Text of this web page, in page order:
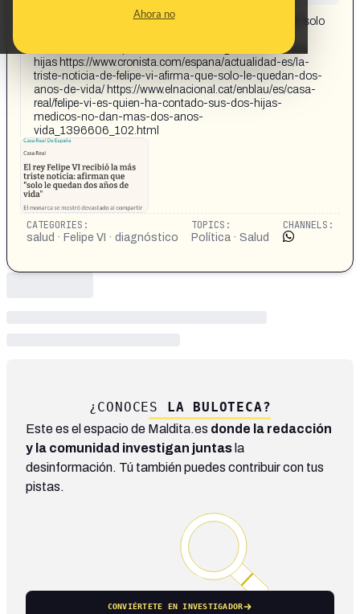
Ahora no
El rey Felipe VI recibió la más triste noticia: afirman que "solo
devastado al compartir un delicado diagnóstico con sus
hijas https://www.cronista.com/espana/actualidad-es/la-
triste-noticia-de-felipe-vi-afirma-que-solo-le-quedan-dos-
anos-de-vida/ https://www.elnacional.cat/enblau/es/casa-
real/felipe-vi-es-quien-ha-contado-sus-dos-hijas-
medicos-no-dan-mas-dos-anos-
vida_1396606_102.html
CATEGORIES:
salud · Felipe VI · diagnóstico
TOPICS:
Política · Salud
CHANNELS:
¿CONOCES LA BULOTECA?
Este es el espacio de Maldita.es donde la redacción
y la comunidad investigan juntas la
desinformación. Tú también puedes contribuir con tus
pistas.
CONVIÉRTETE EN INVESTIGADOR